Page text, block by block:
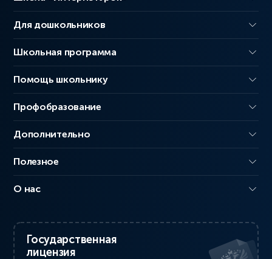
Для дошкольников
Школьная программа
Помощь школьнику
Профобразование
Дополнительно
Полезное
О нас
Государственная
лицензия